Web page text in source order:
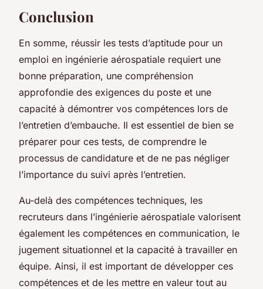
Conclusion
En somme, réussir les tests d’aptitude pour un
emploi en ingénierie aérospatiale requiert une
bonne préparation, une compréhension
approfondie des exigences du poste et une
capacité à démontrer vos compétences lors de
l’entretien d’embauche. Il est essentiel de bien se
préparer pour ces tests, de comprendre le
processus de candidature et de ne pas négliger
l’importance du suivi après l’entretien.
Au-delà des compétences techniques, les
recruteurs dans l’ingénierie aérospatiale valorisent
également les compétences en communication, le
jugement situationnel et la capacité à travailler en
équipe. Ainsi, il est important de développer ces
compétences et de les mettre en valeur tout au